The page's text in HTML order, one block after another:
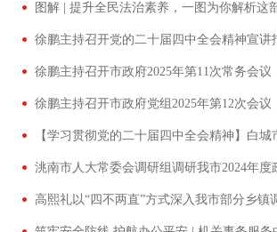
图解 | 提升全民法治素养，一图为你解析这
徐鹏主持召开党的二十届四中全会精神宣讲
徐鹏主持召开市政府2025年第11次常务会议
徐鹏主持召开市政府党组2025年第12次会议
洮南市人大常委会调研组调研我市2024年度
高熙礼以“四不两直”方式深入我市部分乡镇